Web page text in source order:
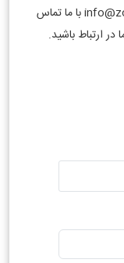
تلفن 22662165-021 یا ایمیل info@zomorodi.com با ما تماس
در ارتباط باشید.